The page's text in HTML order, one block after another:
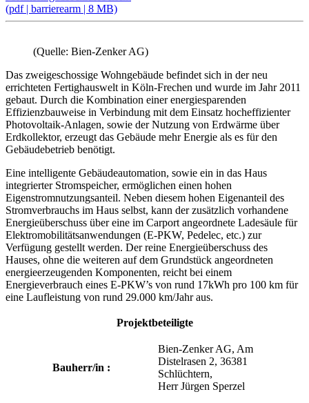
(pdf | barrierearm | 8 MB)
(Quelle: Bien-Zenker AG)
Das zweigeschossige Wohngebäude befindet sich in der neu
errichteten Fertighauswelt in Köln-Frechen und wurde im Jahr 2011
gebaut. Durch die Kombination einer energiesparenden
Effizienzbauweise in Verbindung mit dem Einsatz hocheffizienter
Photovoltaik-Anlagen, sowie der Nutzung von Erdwärme über
Erdkollektor, erzeugt das Gebäude mehr Energie als es für den
Gebäudebetrieb benötigt.
Eine intelligente Gebäudeautomation, sowie ein in das Haus
integrierter Stromspeicher, ermöglichen einen hohen
Eigenstromnutzungsanteil. Neben diesem hohen Eigenanteil des
Stromverbrauchs im Haus selbst, kann der zusätzlich vorhandene
Energieüberschuss über eine im Carport angeordnete Ladesäule für
Elektromobilitätsanwendungen (E-PKW, Pedelec, etc.) zur
Verfügung gestellt werden. Der reine Energieüberschuss des
Hauses, ohne die weiteren auf dem Grundstück angeordneten
energieerzeugenden Komponenten, reicht bei einem
Energieverbrauch eines E-PKW’s von rund 17kWh pro 100 km für
eine Laufleistung von rund 29.000 km/Jahr aus.
Projektbeteiligte
Bauherr/in :
Bien-Zenker AG, Am
Distelrasen 2, 36381
Schlüchtern,
Herr Jürgen Sperzel